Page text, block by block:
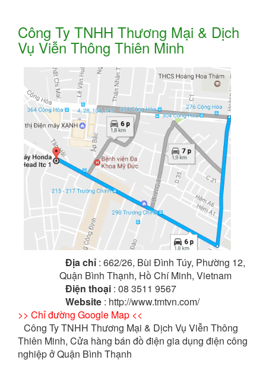
Công Ty TNHH Thương Mại & Dịch
Vụ Viễn Thông Thiên Minh
Địa chỉ : 662/26, Bùi Đình Túy, Phường 12,
Quận Bình Thạnh, Hồ Chí Minh, Vietnam
Điện thoại : 08 3511 9567
Website : http://www.tmtvn.com/
>> Chỉ đường Google Map <<
Công Ty TNHH Thương Mại & Dịch Vụ Viễn Thông
Thiên Minh, Cửa hàng bán đồ điện gia dụng điện công
nghiệp ở Quận Bình Thạnh